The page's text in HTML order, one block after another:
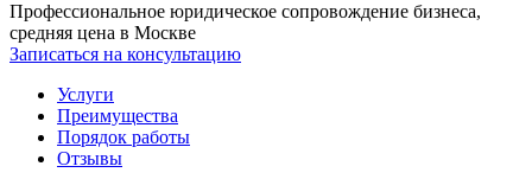
Профессиональное юридическое сопровождение бизнеса,
средняя цена в Москве
Записаться на консультацию
Услуги
Преимущества
Порядок работы
Отзывы